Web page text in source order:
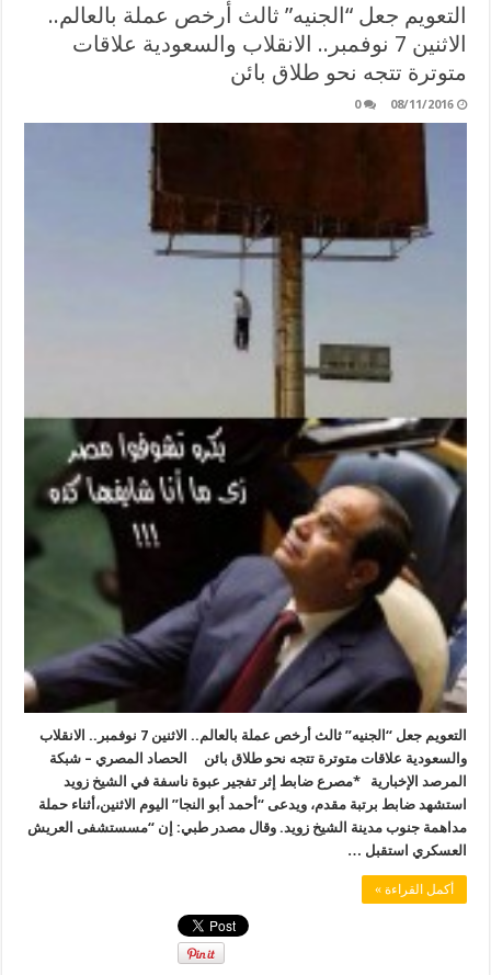
التعويم جعل “الجنيه” ثالث أرخص عملة بالعالم..
الاثنين 7 نوفمبر.. الانقلاب والسعودية علاقات
متوترة تتجه نحو طلاق بائن
08/11/2016
0
التعويم جعل “الجنيه” ثالث أرخص عملة بالعالم.. الاثنين 7 نوفمبر.. الانقلاب
والسعودية علاقات متوترة تتجه نحو طلاق بائن الحصاد المصري – شبكة
المرصد الإخبارية *مصرع ضابط إثر تفجير عبوة ناسفة في الشيخ زويد
استشهد ضابط برتبة مقدم، ويدعى “أحمد أبو النجا” اليوم الاثنين،أثناء حملة
مداهمة جنوب مدينة الشيخ زويد. وقال مصدر طبي: إن “مسستشفى العريش
العسكري استقبل …
أكمل القراءة »